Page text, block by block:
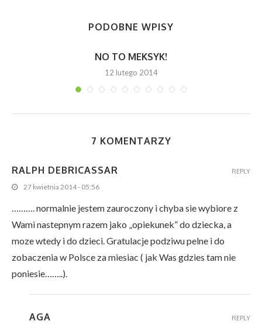
PODOBNE WPISY
NO TO MEKSYK!
12 lutego 2014
7 KOMENTARZY
RALPH DEBRICASSAR
27 kwietnia 2014 - 05:56
………. normalnie jestem zauroczony i chyba sie wybiore z
Wami nastepnym razem jako „opiekunek” do dziecka, a
moze wtedy i do dzieci. Gratulacje podziwu pelne i do
zobaczenia w Polsce za miesiac ( jak Was gdzies tam nie
poniesie……..).
REPLY
AGA REPLY